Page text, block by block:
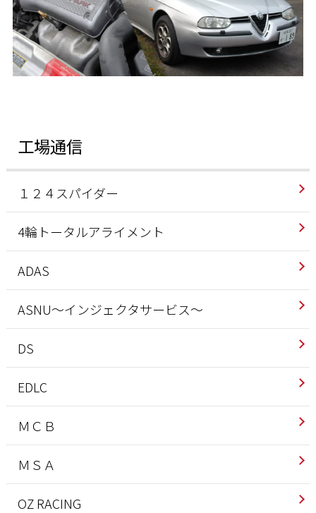
工場通信
１２４スパイダー
4輪トータルアライメント
ADAS
ASNU～インジェクタサービス～
DS
EDLC
ＭＣＢ
ＭＳＡ
OZ RACING